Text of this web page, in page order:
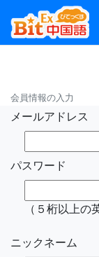
会員情報の入力
メールアドレス
パスワード
（５桁以上の
ニックネーム